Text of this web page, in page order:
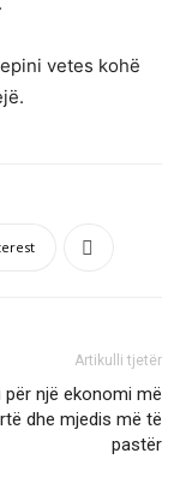
vetes kohë
Artikulli tjetër
për një ekonomi më
dhe mjedis më të
pastër